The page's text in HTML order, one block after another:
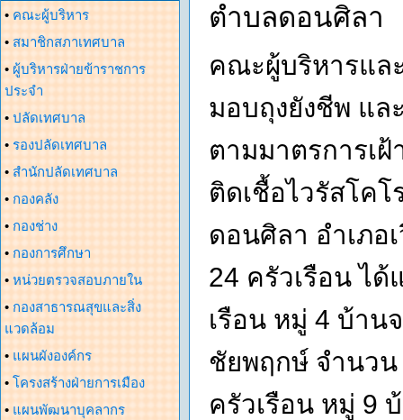
• คณะผู้บริหาร
• สมาชิกสภาเทศบาล
• ผู้บริหารฝ่ายข้าราชการ
ประจำ
• ปลัดเทศบาล
• รองปลัดเทศบาล
• สำนักปลัดเทศบาล
• กองคลัง
• กองช่าง
• กองการศึกษา
• หน่วยตรวจสอบภายใน
• กองสาธารณสุขและสิ่ง
แวดล้อม
• แผนผังองค์กร
• โครงสร้างฝ่ายการเมือง
• แผนพัฒนาบุคลากร
ตำบลดอนศิลา
คณะผู้บริหารแล
มอบถุงยังชีพ แล
ตามมาตรการเ
ติดเชื้อไวรัสโค
ดอนศิลา อำเภอ
24 ครัวเรือน ไ
เรือน หมู่ 4 บ้าน
ชัยพฤกษ์ จำนวน
ครัวเรือน หมู่ 9